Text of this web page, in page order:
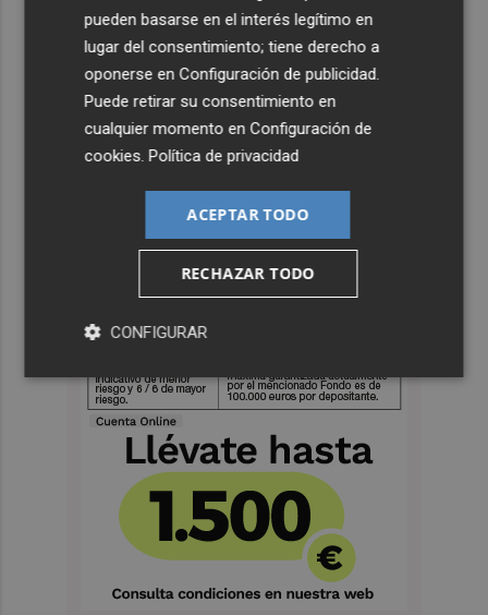
pueden basarse en el interés legítimo en
lugar del consentimiento; tiene derecho a
oponerse enConfiguración de publicidad.
Puede retirar su consentimiento en
cualquier momento enConfiguración de
cookies.Política de privacidad
ACEPTAR TODO
RECHAZAR TODO
CONFIGURAR